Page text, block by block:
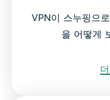
VPN이 스누핑으
을 어떻게